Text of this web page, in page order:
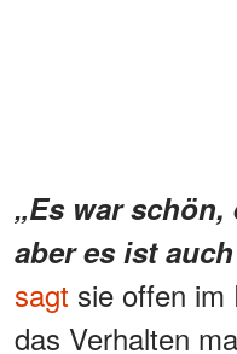
„Es war schön,
aber es ist
sagt sie offen im
das Verhalten